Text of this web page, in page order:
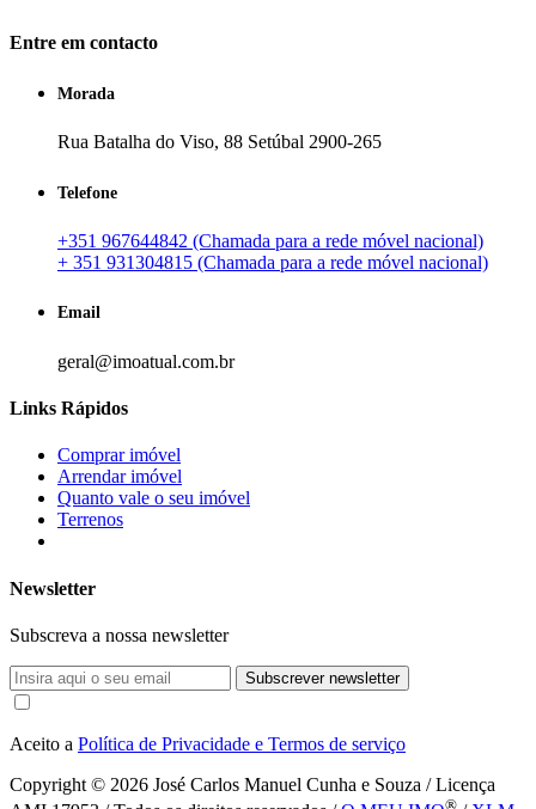
Entre em contacto
Morada
Rua Batalha do Viso, 88 Setúbal 2900-265
Telefone
+351 967644842 (Chamada para a rede móvel nacional)
+ 351 931304815 (Chamada para a rede móvel nacional)
Email
geral@imoatual.com.br
Links Rápidos
Comprar imóvel
Arrendar imóvel
Quanto vale o seu imóvel
Terrenos
Newsletter
Subscreva a nossa newsletter
Subscrever newsletter
Aceito a Política de Privacidade e Termos de serviço
Copyright © 2026 José Carlos Manuel Cunha e Souza / Licença
®